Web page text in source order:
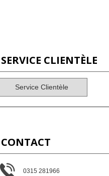
SERVICE CLIENTÈLE
Service Clientèle
CONTACT
0315 281966